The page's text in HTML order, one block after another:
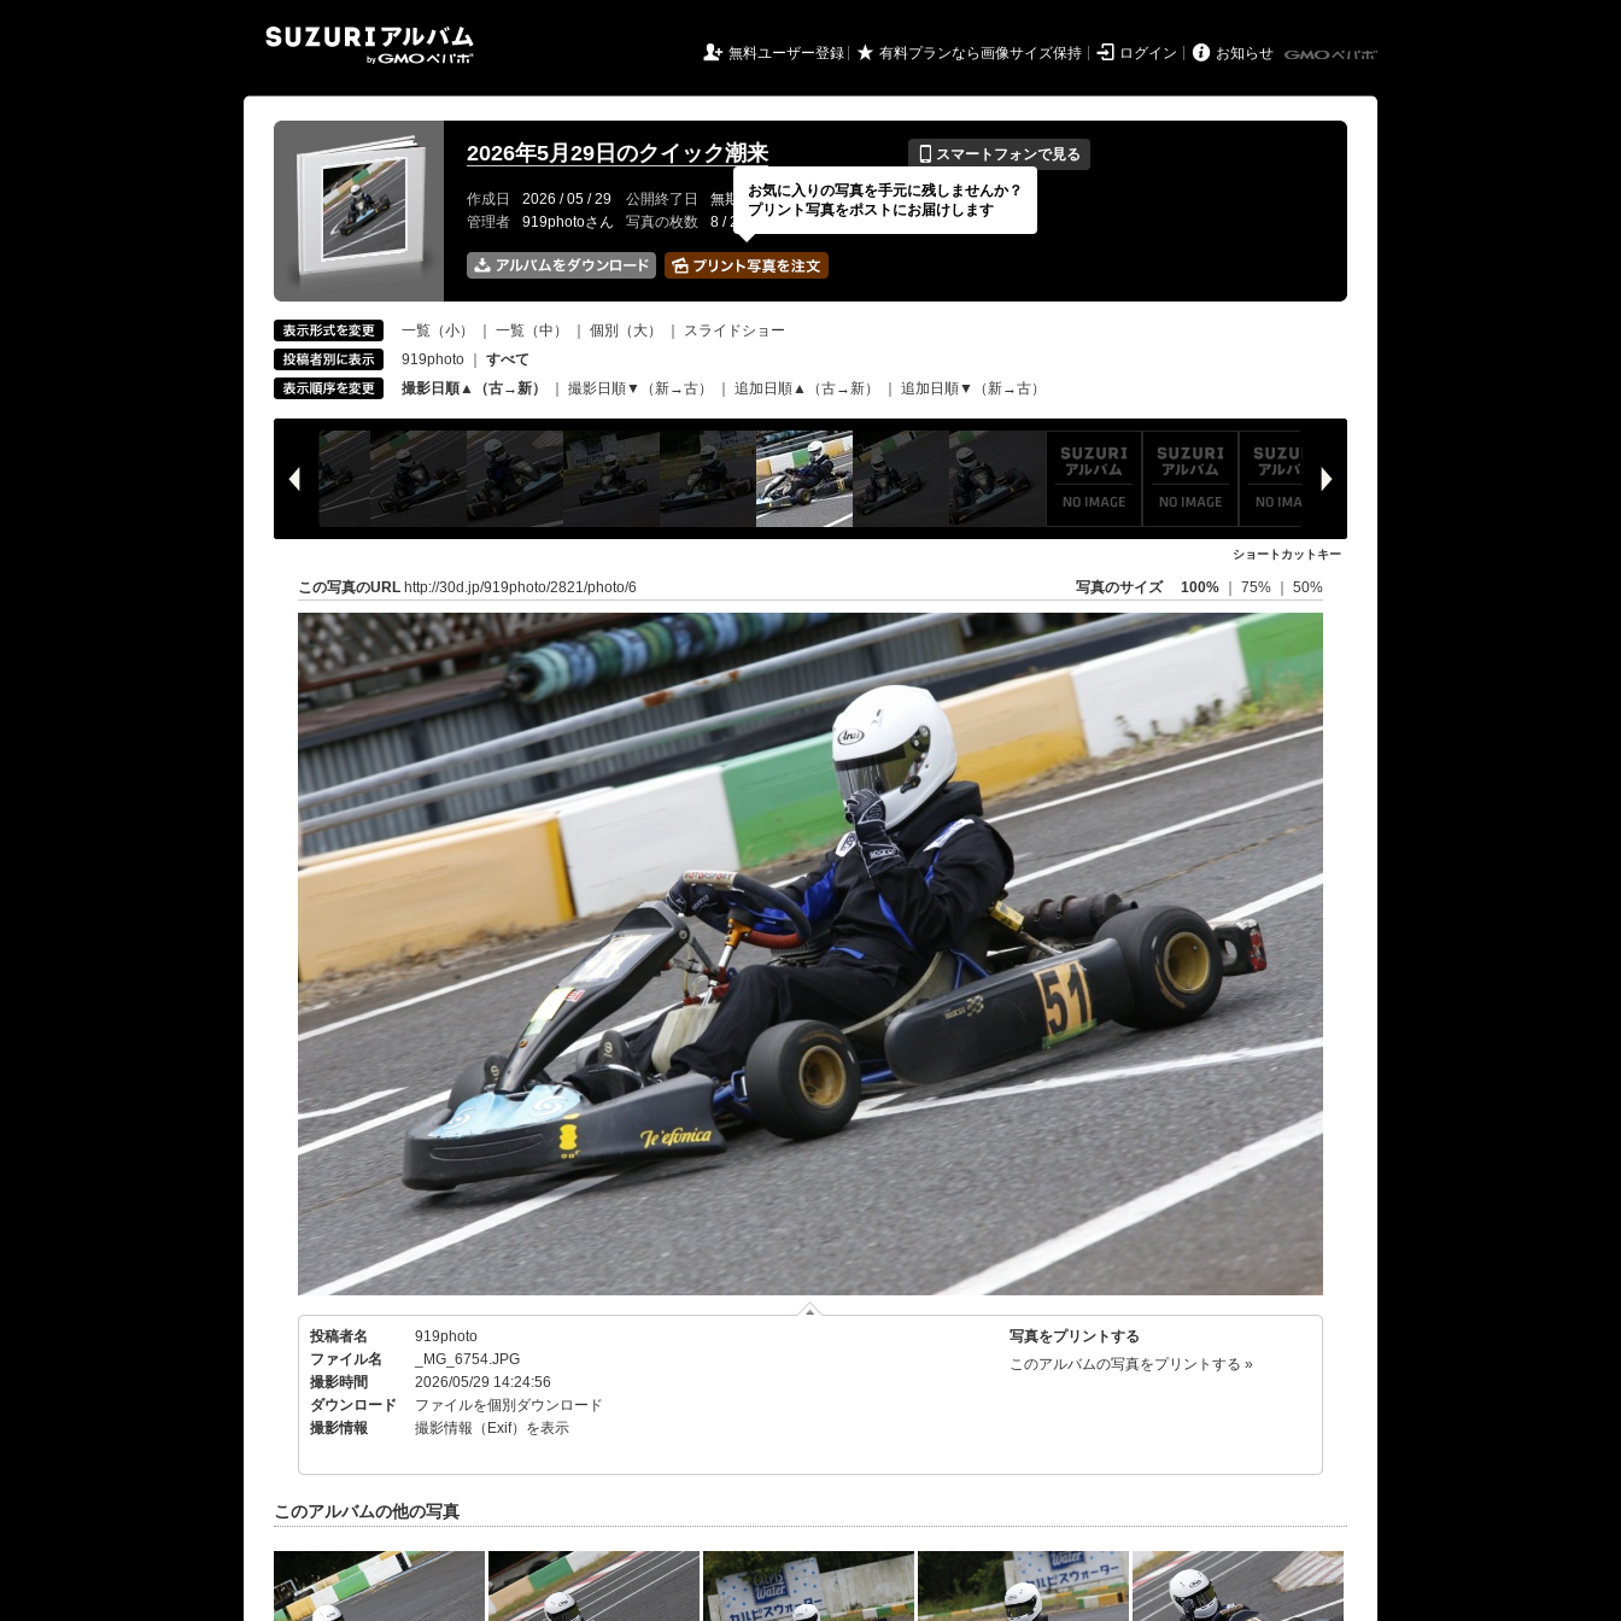
 無料ユーザー登録 ★ 有料プランなら画像サイズ保持  ログイン  お知らせ
2026年5月29日のクイック潮来 📱 スマートフォンで見る
作成日 2026 / 05 / 29 公開終了日 無期限 イベントの期間
---
管理者
919photoさん 写真の枚数 8 / 2000枚
一覧（小） 一覧（中） 個別（大）
スライドショー
919photo
すべて
撮影日順▲（古→新）
撮影日順▼（新→古） 追加日順▲（古→新） 追加日順▼（新→古）
ショートカットキー
この写真のURL http://30d.jp/919photo/2821/photo/6 写真のサイズ 100% 75% 50%
投稿者名
919photo
ファイル名
_MG_6754.JPG
撮影時間
2026/05/29 14:24:56
ダウンロード
ファイルを個別ダウンロード
撮影情報
撮影情報（Exif）を表示
写真をプリントする
このアルバムの写真をプリントする »
このアルバムの他の写真
お気に入りの写真を手元に残しませんか？
プリント写真をポストにお届けします